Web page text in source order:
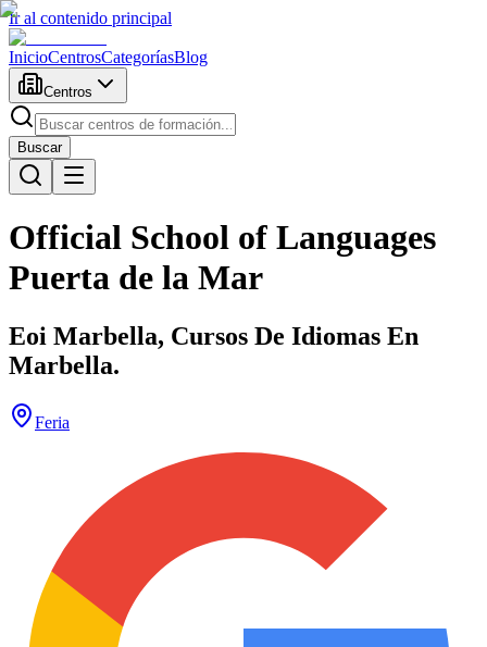
Ir al contenido principal
InicioCentrosCategoríasBlog
Centros
Buscar
Official School of Languages
Puerta de la Mar
Eoi Marbella, Cursos De Idiomas En
Marbella.
Feria